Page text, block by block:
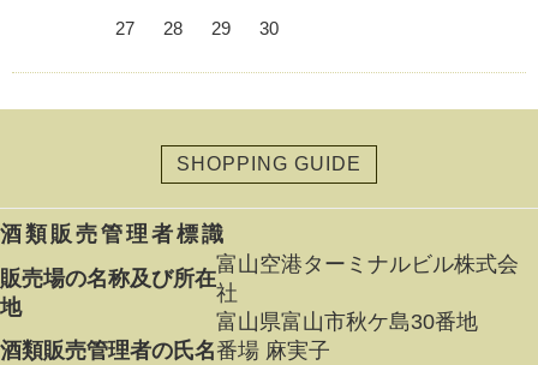
27 28 29 30
SHOPPING GUIDE
酒類販売管理者標識
販売場の名称及び所在
地
富山空港ターミナルビル株式会
社
富山県富山市秋ケ島30番地
酒類販売管理者の氏名番場 麻実子